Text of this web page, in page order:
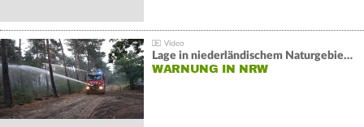
Lage in niederländischem Naturgebiet stabil
WARNUNG IN NRW